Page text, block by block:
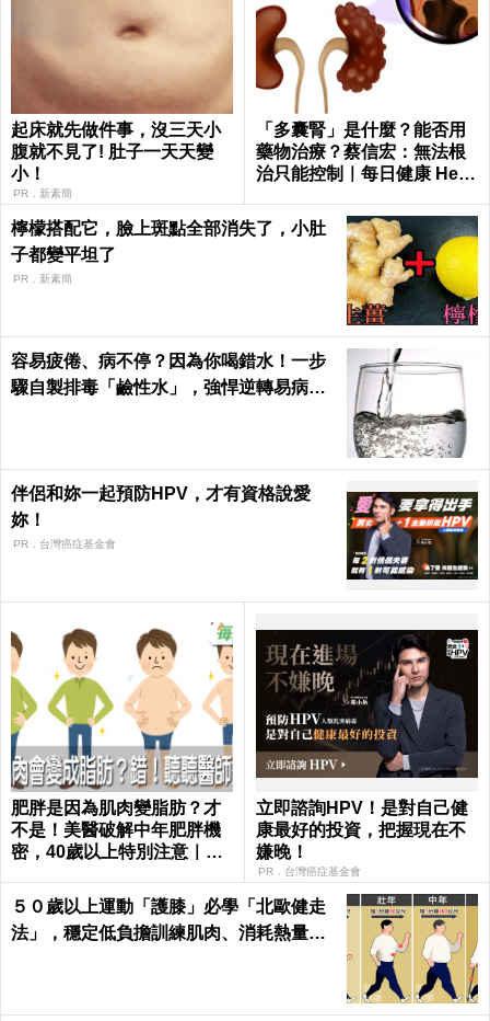
起床就先做件事，沒三天小
腹就不見了! 肚子一天天變
小！
PR．新素簡
「多囊腎」是什麼？能否用
藥物治療？蔡信宏：無法根
治只能控制｜每日健康 Healt
檸檬搭配它，臉上斑點全部消失了，小肚
子都變平坦了
PR．新素簡
容易疲倦、病不停？因為你喝錯水！一步
驟自製排毒「鹼性水」，強悍逆轉易病、
伴侶和妳一起預防HPV，才有資格說愛
妳！
PR．台灣癌症基金會
肥胖是因為肌肉變脂肪？才
不是！美醫破解中年肥胖機
密，40歲以上特別注意｜每
立即諮詢HPV！是對自己健
康最好的投資，把握現在不
嫌晚！
PR．台灣癌症基金會
５０歲以上運動「護膝」必學「北歐健走
法」，穩定低負擔訓練肌肉、消耗熱量｜